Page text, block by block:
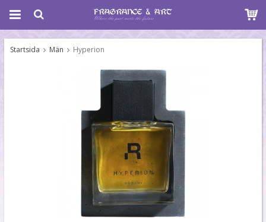
Startsida Män Hyperion